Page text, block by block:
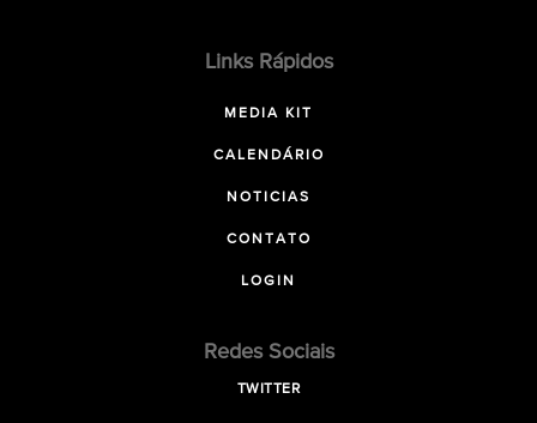
Links Rápidos
MEDIA KIT
CALENDÁRIO
NOTICIAS
CONTATO
LOGIN
Redes Sociais
TWITTER